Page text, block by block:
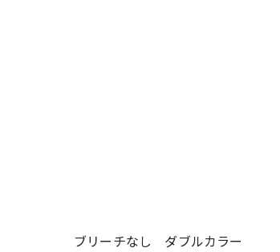
ブリーチなし ダブルカラー